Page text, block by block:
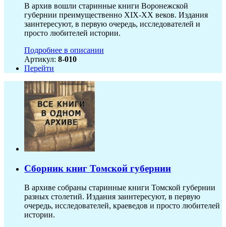
В архив вошли старинные книги Воронежской
губернии преимущественно XIX-ХХ веков. Издания
заинтересуют, в первую очередь, исследователей и
просто любителей истории.
Подробнее в описании
Артикул: 8-010
Перейти
Сборник книг Томской губернии
В архиве собраны старинные книги Томской губернии
разных столетий. Издания заинтересуют, в первую
очередь, исследователей, краеведов и просто любителей
истории.